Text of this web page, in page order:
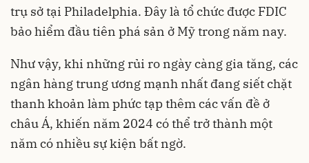
trụ sở tại Philadelphia. Đây là tổ chức được FDIC
bảo hiểm đầu tiên phá sản ở Mỹ trong năm nay.
Như vậy, khi những rủi ro ngày càng gia tăng, các
ngân hàng trung ương mạnh nhất đang siết chặt
thanh khoản làm phức tạp thêm các vấn đề ở
châu Á, khiến năm 2024 có thể trở thành một
năm có nhiều sự kiện bất ngờ.